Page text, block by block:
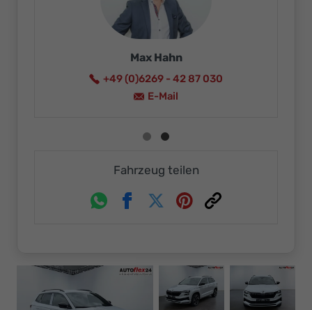
Ikaro Neureuther
+49 (0)6269 - 4287015
E-Mail
Fahrzeug teilen
WhatsappFacebookTwitterPinterest
Link